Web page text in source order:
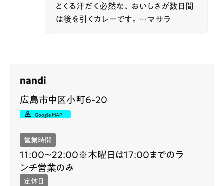
とくる汗だく必然な、おいしさが数日間
は後を引くカレーです。…マサラ
nandi
広島市中区小町6-20
Google MAP
営業時間
11:00～22:00※木曜日は17:00までのラ
ンチ営業のみ
定休日